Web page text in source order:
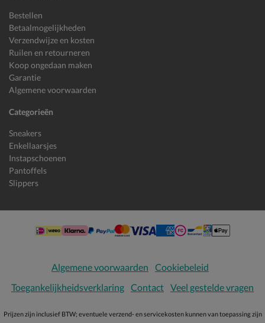
Bestellen
Betaalmogelijkheden
Verzendwijze en kosten
Ruilen en retourneren
Koop ongedaan maken
Garantie
Algemene voorwaarden
Categorieën
Sneakers
Enkellaarsjes
Instapschoenen
Pantoffels
Slippers
Algemene voorwaarden
Cookiebeleid
Toegankelijkheidsverklaring Contact Veel gestelde vragen
Prijzen zijn inclusief BTW; eventuele verzend- en servicekosten kunnen van toepassing zijn